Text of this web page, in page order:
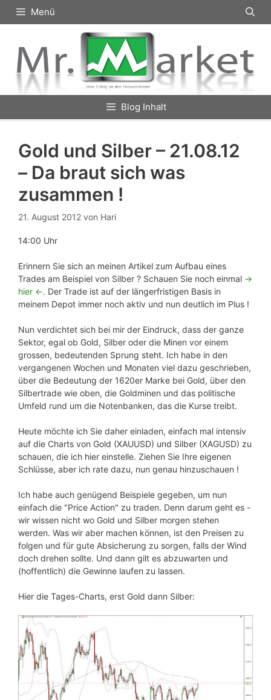
Inhalt
Menü
Blog Inhalt
Gold und Silber – 21.08.12
– Da braut sich was
zusammen !
21. August 2012 von Hari
14:00 Uhr
Erinnern Sie sich an meinen Artikel zum Aufbau eines
Trades am Beispiel von Silber ? Schauen Sie noch einmal ->
hier <-. Der Trade ist auf der längerfristigen Basis in
meinem Depot immer noch aktiv und nun deutlich im Plus !
Nun verdichtet sich bei mir der Eindruck, dass der ganze
Sektor, egal ob Gold, Silber oder die Minen vor einem
grossen, bedeutenden Sprung steht. Ich habe in den
vergangenen Wochen und Monaten viel dazu geschrieben,
über die Bedeutung der 1620er Marke bei Gold, über den
Silbertrade wie oben, die Goldminen und das politische
Umfeld rund um die Notenbanken, das die Kurse treibt.
Heute möchte ich Sie daher einladen, einfach mal intensiv
auf die Charts von Gold (XAUUSD) und Silber (XAGUSD) zu
schauen, die ich hier einstelle. Ziehen Sie Ihre eigenen
Schlüsse, aber ich rate dazu, nun genau hinzuschauen !
Ich habe auch genügend Beispiele gegeben, um nun
einfach die "Price Action" zu traden. Denn darum geht es -
wir wissen nicht wo Gold und Silber morgen stehen
werden. Was wir aber machen können, ist den Preisen zu
folgen und für gute Absicherung zu sorgen, falls der Wind
doch drehen sollte. Und dann gilt es abzuwarten und
(hoffentlich) die Gewinne laufen zu lassen.
Hier die Tages-Charts, erst Gold dann Silber: